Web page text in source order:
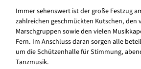
Immer sehenswert ist der große Festzug
zahlreichen geschmückten Kutschen, den
Marschgruppen sowie den vielen
Fern. Im Anschluss daran sorgen alle
um die Schützenhalle für Stimmung,
Tanzmusik.